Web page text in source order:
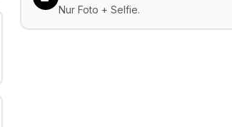
Nur Foto + Selfie.